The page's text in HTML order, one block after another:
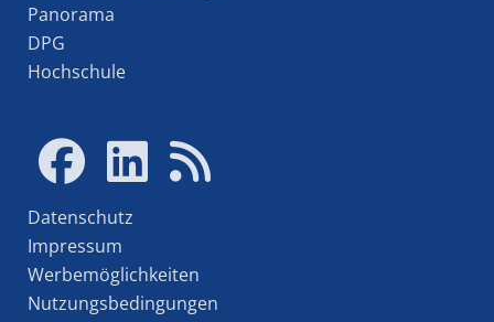
Panorama
DPG
Hochschule
Datenschutz
Impressum
Werbemöglichkeiten
Nutzungsbedingungen